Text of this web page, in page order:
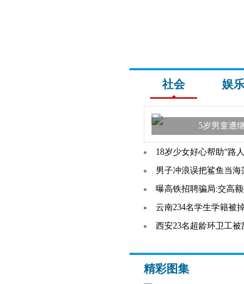
社会 娱乐
5岁男童遭
18岁少女好心帮助“路
男子冲浪误把鲨鱼当
曝高铁招聘骗局:交高
云南234名学生学籍被
西安23名超龄环卫工
精彩图集